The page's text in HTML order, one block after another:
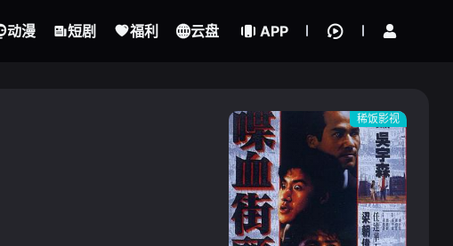
动漫 短剧 福利 云盘 APP
稀饭影视